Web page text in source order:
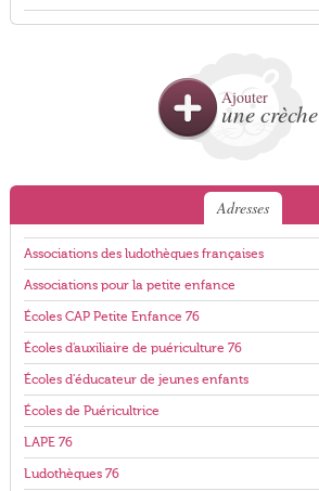
Ajouter
une crèche
Adresses
Associations des ludothèques françaises
Associations pour la petite enfance
Écoles CAP Petite Enfance 76
Écoles d'auxiliaire de puériculture 76
Écoles d'éducateur de jeunes enfants
Écoles de Puéricultrice
LAPE 76
Ludothèques 76